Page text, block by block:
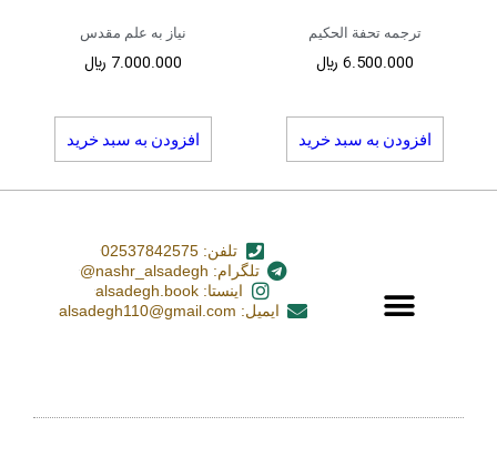
ترجمه تحفة الحکیم
6.500.000 ﷼
افزودن به سبد خرید
نیاز به علم مقدس
7.000.000 ﷼
افزودن به سبد خرید
تلفن: 02537842575
تلگرام: nashr_alsadegh@
اینستا: alsadegh.book
ایمیل: alsadegh110@gmail.com